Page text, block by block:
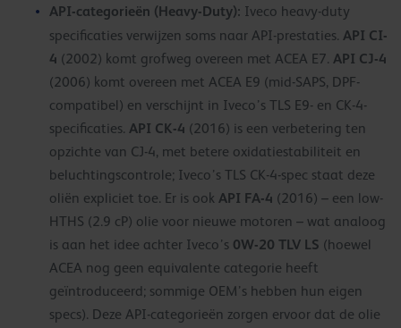
API-categorieën (Heavy-Duty): Iveco heavy-duty
specificaties verwijzen soms naar API-prestaties. API CI-
4 (2002) komt grofweg overeen met ACEA E7. API CJ-4
(2006) komt overeen met ACEA E9 (mid-SAPS, DPF-
compatibel) en verschijnt in Iveco’s TLS E9- en CK-4-
specificaties. API CK-4 (2016) is een verbetering ten
opzichte van CJ-4, met betere oxidatiestabiliteit en
beluchtingscontrole; Iveco’s TLS CK-4-spec staat deze
oliën expliciet toe. Er is ook API FA-4 (2016) – een low-
HTHS (2.9 cP) olie voor nieuwe motoren – wat analoog
is aan het idee achter Iveco’s 0W-20 TLV LS (hoewel
ACEA nog geen equivalente categorie heeft
geïntroduceerd; sommige OEM’s hebben hun eigen
specs). Deze API-categorieën zorgen ervoor dat de olie